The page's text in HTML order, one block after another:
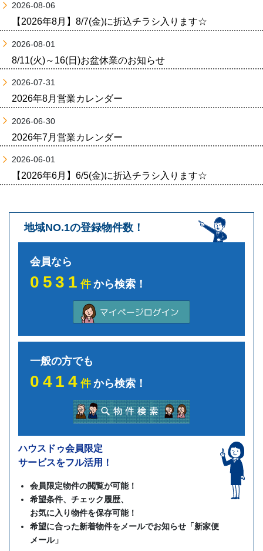
2026-08-06
【2026年8月】8/7(金)に折込チラシ入ります☆
2026-08-01
8/11(火)～16(日)お盆休業のお知らせ
2026-07-31
2026年8月営業カレンダー
2026-06-30
2026年7月営業カレンダー
2026-06-01
【2026年6月】6/5(金)に折込チラシ入ります☆
地域NO.1の登録物件数！
会員なら
0531件から検索！
一般の方でも
0414件から検索！
ハウスドゥ会員限定
サービスをフル活用！
会員限定物件の閲覧が可能！
希望条件、チェック履歴、
お気に入り物件を保存可能！
希望に合った新着物件をメールでお知らせ「新家便
メール」